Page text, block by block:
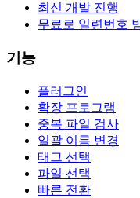
최신 개발 진행
무료로 일련번호
기능
플러그인
확장 프로그램
중복 파일 검사
일괄 이름 변경
태그 선택
파일 선택
빠른 전환